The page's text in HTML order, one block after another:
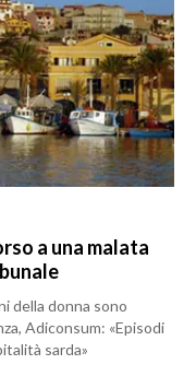
a una malata
della donna sono
Adiconsum: «Episodi
sarda»